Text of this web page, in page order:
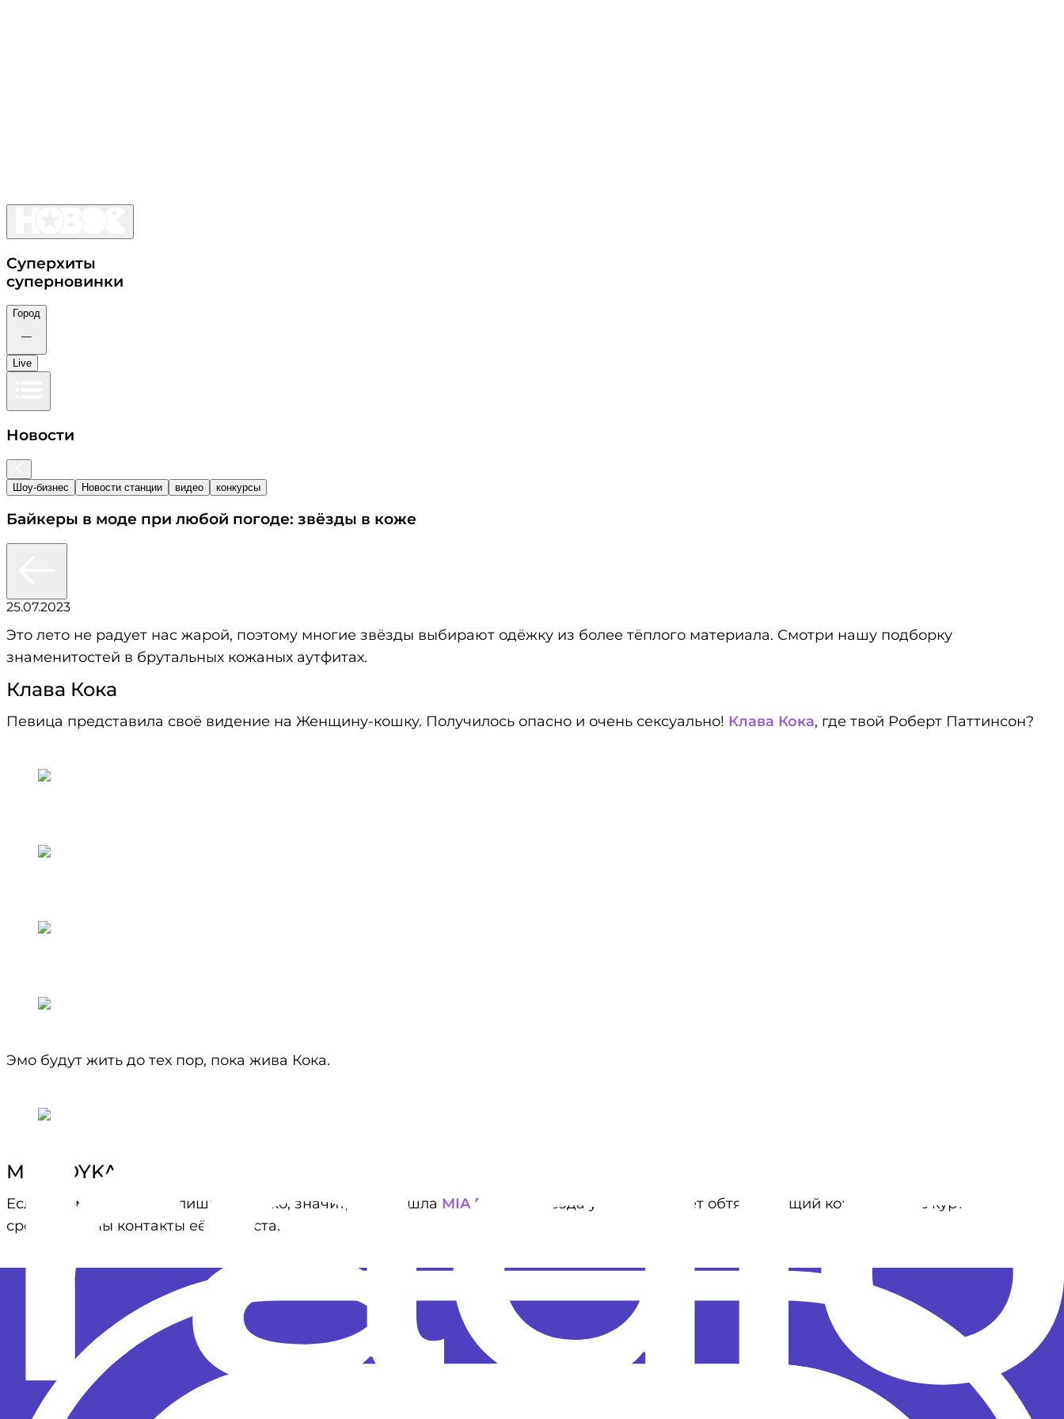
Суперхиты
суперновинки
Город
—
Live
Новости
Шоу-бизнес Новости станции видео конкурсы
Байкеры в моде при любой погоде: звёзды в коже
25.07.2023
Это лето не радует нас жарой, поэтому многие звёзды выбирают одёжку из более тёплого материала. Смотри нашу подборку
знаменитостей в брутальных кожаных аутфитах.
Клава Кока
Певица представила своё видение на Женщину-кошку. Получилось опасно и очень сексуально! Клава Кока, где твой Роберт Паттинсон?
Эмо будут жить до тех пор, пока жива Кока.
MIA BOYKA
Если в комнате стало слишком жарко, значит, туда вошла MIA BOYKA
. Звезда умело сочетает обтягивающий комбинезон с курткой. Нам
срочно нужны контакты её стилиста.
Когда не знаешь, какая температура на улице, и надеваешь всё подряд.